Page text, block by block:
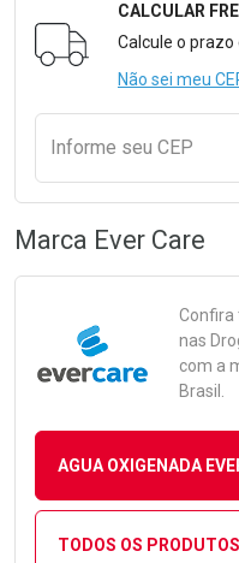
Formulário para
CALCULAR
Calcule o
Não sei meu
Informe seu CEP
Marca Ever Care
Confira
nas
com a
Brasil.
AGUA OXIGENADA
TODOS OS